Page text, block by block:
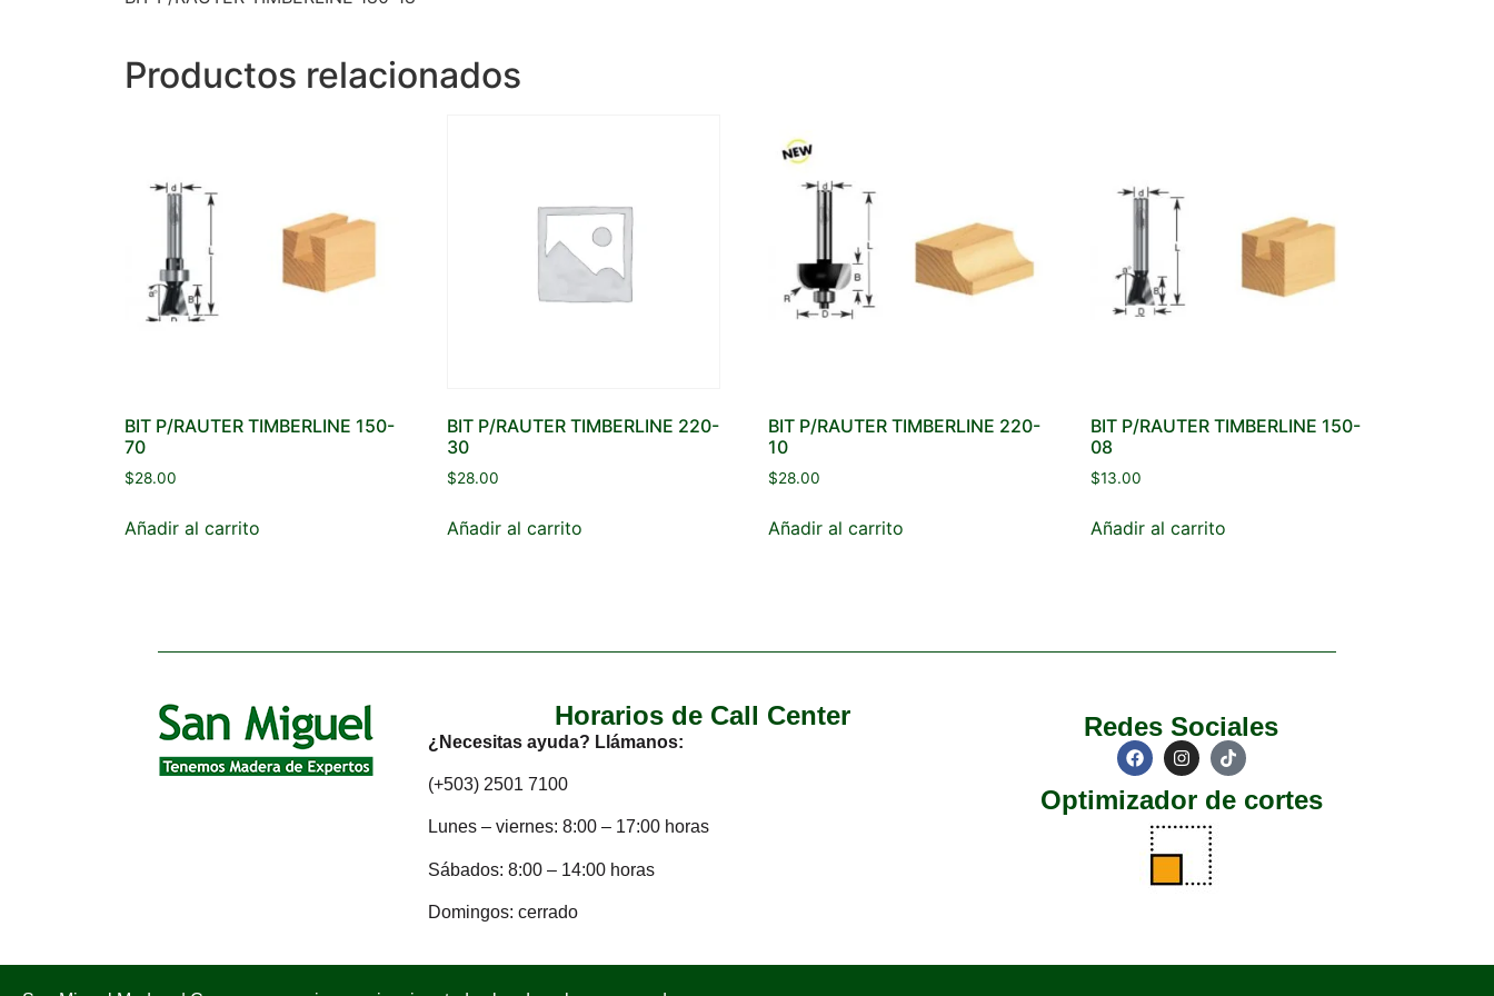
Productos relacionados
BIT P/RAUTER TIMBERLINE 150-
70
$28.00
Añadir al carrito
BIT P/RAUTER TIMBERLINE 220-
30
$28.00
Añadir al carrito
BIT P/RAUTER TIMBERLINE 220-
10
$28.00
Añadir al carrito
BIT P/RAUTER TIMBERLINE 150-
08
$13.00
Añadir al carrito
Horarios de Call Center
¿Necesitas ayuda? Llámanos:
(+503) 2501 7100
Lunes – viernes: 8:00 – 17:00 horas
Sábados: 8:00 – 14:00 horas
Domingos: cerrado
Redes Sociales
Optimizador de cortes